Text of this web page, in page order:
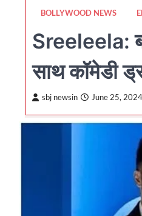
BOLLYWOOD NEWS
Sreeleela:
साथ कॉमेडी
sbj newsin June 25, 2024